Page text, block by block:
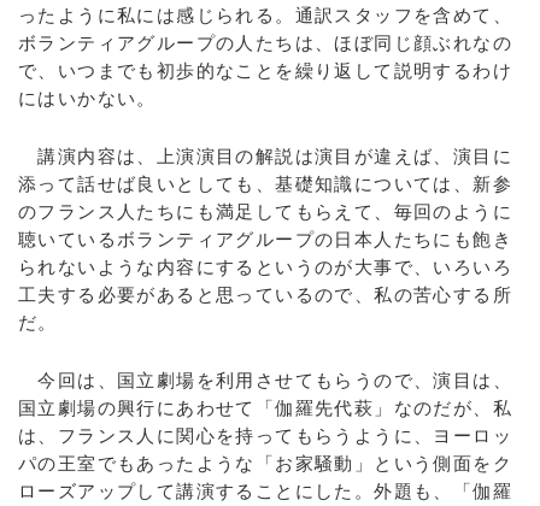
ったように私には感じられる。通訳スタッフを含めて、
ボランティアグループの人たちは、ほぼ同じ顔ぶれなの
で、いつまでも初歩的なことを繰り返して説明するわけ
にはいかない。
講演内容は、上演演目の解説は演目が違えば、演目に
添って話せば良いとしても、基礎知識については、新参
のフランス人たちにも満足してもらえて、毎回のように
聴いているボランティアグループの日本人たちにも飽き
られないような内容にするというのが大事で、いろいろ
工夫する必要があると思っているので、私の苦心する所
だ。
今回は、国立劇場を利用させてもらうので、演目は、
国立劇場の興行にあわせて「伽羅先代萩」なのだが、私
は、フランス人に関心を持ってもらうように、ヨーロッ
パの王室でもあったような「お家騒動」という側面をク
ローズアップして講演することにした。外題も、「伽羅